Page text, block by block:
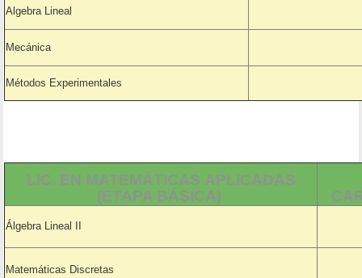
Algebra Lineal
Mecánica
Métodos Experimentales
LIC. EN MATEMÁTICAS APLICADAS
(ETAPA BÁSICA)
Álgebra Lineal II
Matemáticas Discretas